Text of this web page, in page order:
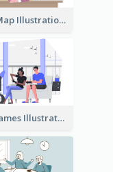
Mind Map Illustration
Play Games Illustration